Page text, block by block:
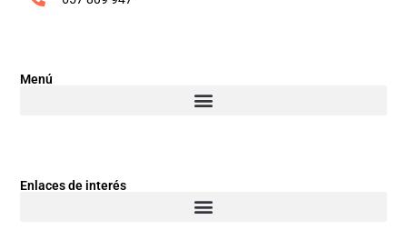
Menú
Enlaces de interés